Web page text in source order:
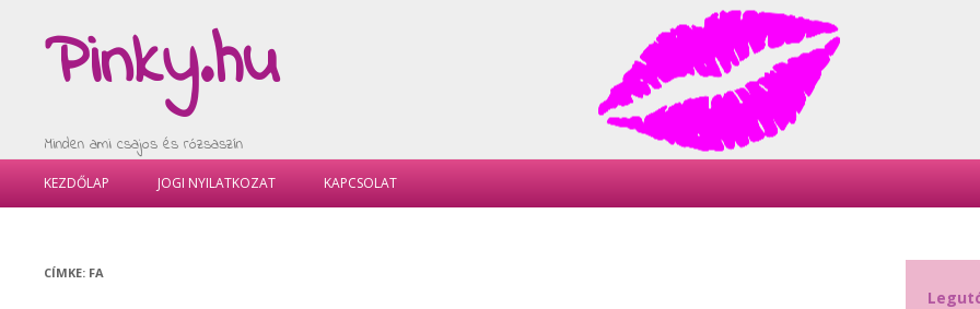
Pinky.hu
Minden ami csajos és rózsaszín
Skip
KEZDŐLAP JOGI NYILATKOZAT KAPCSOLAT
CÍMKE: FA